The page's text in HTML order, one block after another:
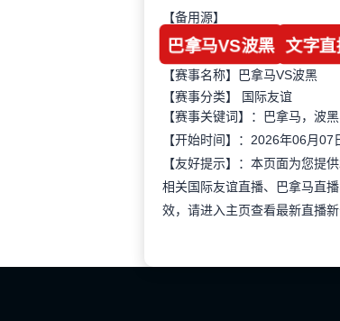
【备用源】
巴拿马VS波黑 文字
【赛事名称】巴拿马VS波黑
【赛事分类】
国际友谊
【赛事关键词】：巴拿马，波
【开始时间】：2026年06月07
【友好提示】：本页面为您提
相关国际友谊直播、巴拿马直
效，请进入主页查看最新直播新